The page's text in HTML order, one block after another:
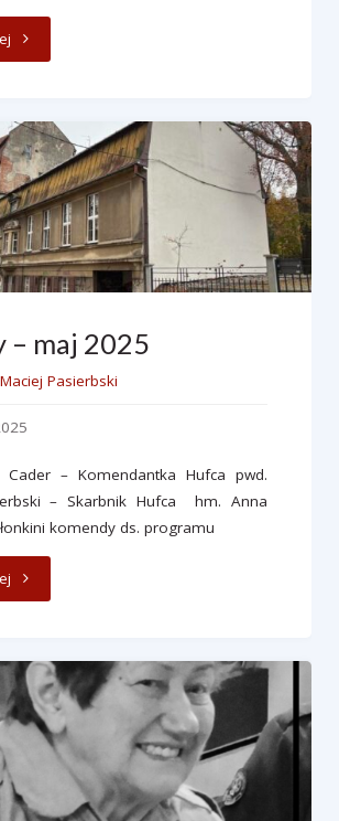
"Dyżury
czerwiec"
– maj 2025
Pasierbski
– Komendantka Hufca pwd.
– Skarbnik Hufca hm. Anna
komendy ds. programu
"Dyżury
maj
2025"